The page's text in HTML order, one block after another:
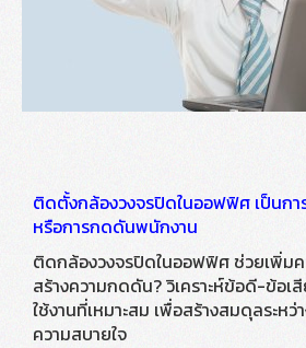
ติดตั้งกล้องวงจรปิดในออฟฟิศ เป็นก
หรือการกดดันพนักงาน
ติดกล้องวงจรปิดในออฟฟิศ ช่วยเพิ่ม
สร้างความกดดัน? วิเคราะห์ข้อดี-ข้อเ
ใช้งานที่เหมาะสม เพื่อสร้างสมดุลระห
ความสบายใจ